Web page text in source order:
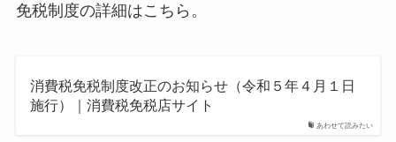
免税制度の詳細はこちら。
あわせて読みたい
消費税免税制度改正のお知らせ（令和５年４月１日
施行）｜消費税免税店サイト